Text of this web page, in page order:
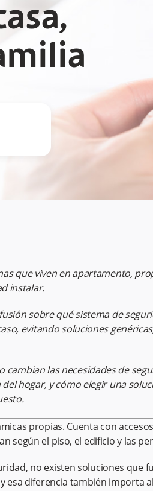
que viven en apartamento,
instalar.
sobre qué sistema de
evitando soluciones
cambian las necesidades de
hogar, y cómo elegir una
propias. Cuenta con
según el piso, el edificio y las
no existen soluciones que
esa diferencia también importa